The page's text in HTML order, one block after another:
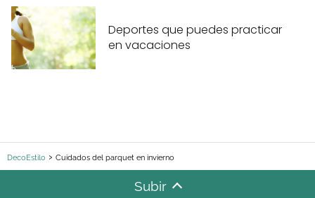
Deportes que puedes practicar
en vacaciones
DecoEstilo Cuidados del parquet en invierno
Subir